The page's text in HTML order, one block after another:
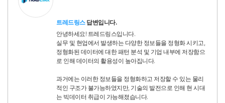
트레드링스답변입니다.
안녕하세요! 트레드링스입니다.
실무 및 현업에서 발생하는 다양한 정보들을 정형화 시키고,
정형화된 데이터에 대한 패턴 분석 및 기업 내부에 저장함으
로 인해 데이터의 활용성이 높아집니다.
과거에는 이러한 정보들을 정형화하고 저장할 수 있는 물리
적인 구조가 불가능하였지만, 기술의 발전으로 인해 현 시대
는 빅데이터 취급이 가능해졌습니다.